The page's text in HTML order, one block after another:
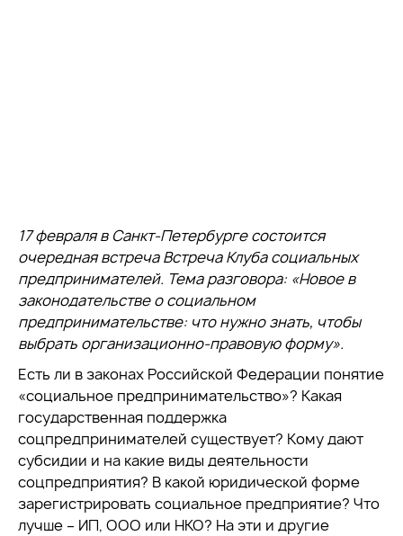
17 февраля в Санкт-Петербурге состоится
очередная встреча Встреча Клуба социальных
предпринимателей. Тема разговора: «Новое в
законодательстве о социальном
предпринимательстве: что нужно знать, чтобы
выбрать организационно-правовую форму».
Есть ли в законах Российской Федерации понятие
«социальное предпринимательство»? Какая
государственная поддержка
соцпредпринимателей существует? Кому дают
субсидии и на какие виды деятельности
соцпредприятия? В какой юридической форме
зарегистрировать социальное предприятие? Что
лучше – ИП, ООО или НКО? На эти и другие